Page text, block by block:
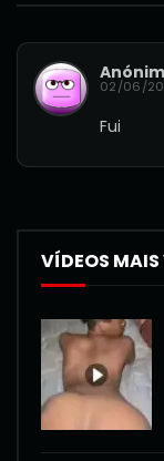
02/06/
Fui
VÍDEOS